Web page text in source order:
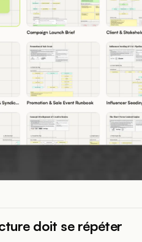
doit se répéter